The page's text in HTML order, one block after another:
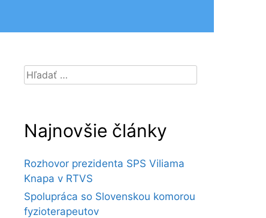
Hľadať:
Najnovšie články
Rozhovor prezidenta SPS Viliama
Knapa v RTVS
Spolupráca so Slovenskou komorou
fyzioterapeutov